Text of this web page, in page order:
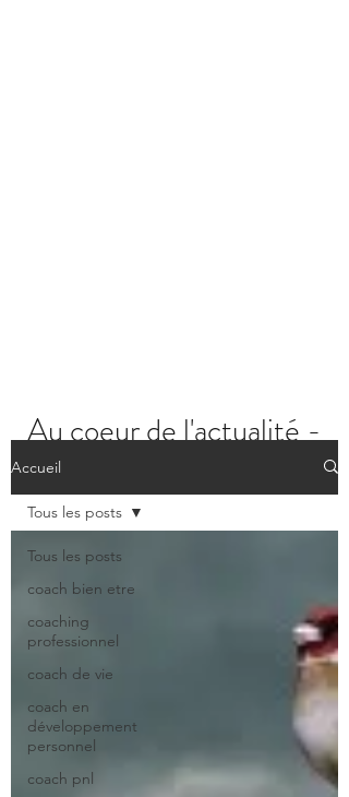
Au coeur de l'actualité -
Accueil
Tous les posts
coach bien etre
coaching
professionnel
coach de vie
coach en
développement
personnel
coach pnl
Tous les posts